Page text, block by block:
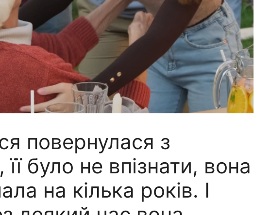
повернулася з
її було не впізнати, вона
на кілька років. І